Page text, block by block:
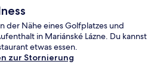
der Nähe eines Golfplatzes und
in Mariánské Lázne. Du kannst
etwas essen.
zur Stornierung